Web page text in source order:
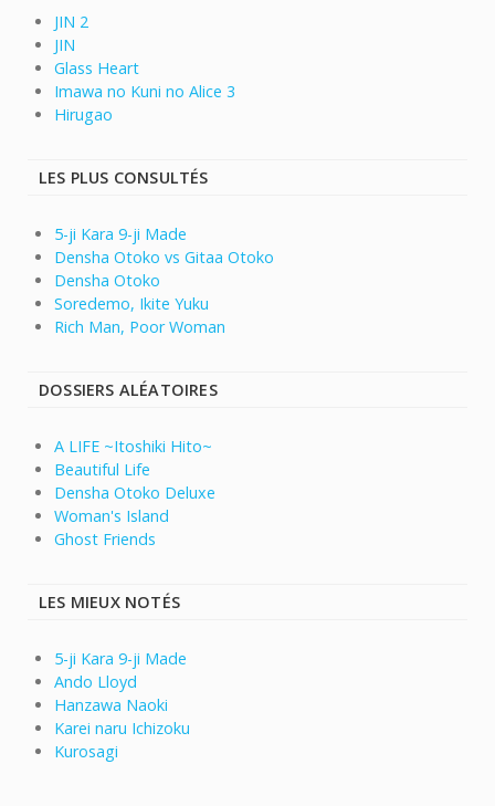
JIN 2
JIN
Glass Heart
Imawa no Kuni no Alice 3
Hirugao
LES PLUS CONSULTÉS
5-ji Kara 9-ji Made
Densha Otoko vs Gitaa Otoko
Densha Otoko
Soredemo, Ikite Yuku
Rich Man, Poor Woman
DOSSIERS ALÉATOIRES
A LIFE ~Itoshiki Hito~
Beautiful Life
Densha Otoko Deluxe
Woman's Island
Ghost Friends
LES MIEUX NOTÉS
5-ji Kara 9-ji Made
Ando Lloyd
Hanzawa Naoki
Karei naru Ichizoku
Kurosagi